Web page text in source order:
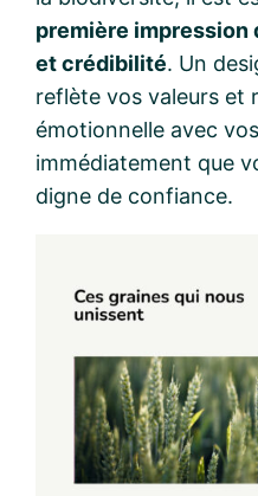
première impression
et crédibilité. Un
reflète vos valeurs et
émotionnelle avec
immédiatement que
digne de confiance.